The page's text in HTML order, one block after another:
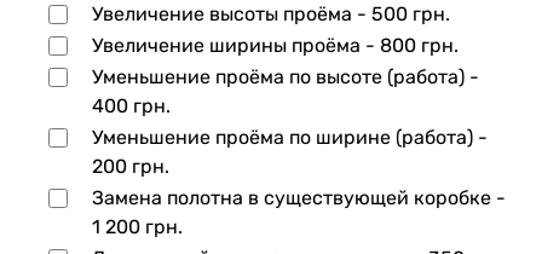
Увеличение высоты проёма - 500 грн.
Увеличение ширины проёма - 800 грн.
Уменьшение проёма по высоте (работа) -
400 грн.
Уменьшение проёма по ширине (работа) -
200 грн.
Замена полотна в существующей коробке -
1 200 грн.